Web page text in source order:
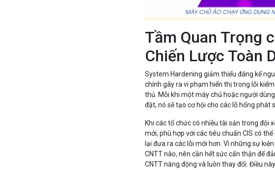
Tầm Quan Trọng
Chiến Lược Toàn
System Hardening giảm thiểu đáng kể
chính gây ra vi phạm hiển thị trong lỗi
thủ. Mỗi khi một máy chủ hoặc người
đặt, nó sẽ tạo cơ hội cho các lỗ hổng phát
Khi các tổ chức có nhiều tài sản trong đội
mới, phù hợp với các tiêu chuẩn CIS có
lại đưa ra các lỗi mới hơn. Vì những sự
CNTT nào, nên cần hết sức cẩn thận để
CNTT năng động và luôn thay đổi. Điều